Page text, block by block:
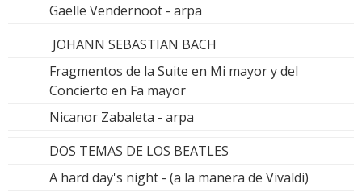
Gaelle Vendernoot - arpa
JOHANN SEBASTIAN BACH
Fragmentos de la Suite en Mi mayor y del
Concierto en Fa mayor
Nicanor Zabaleta - arpa
DOS TEMAS DE LOS BEATLES
A hard day's night - (a la manera de Vivaldi)